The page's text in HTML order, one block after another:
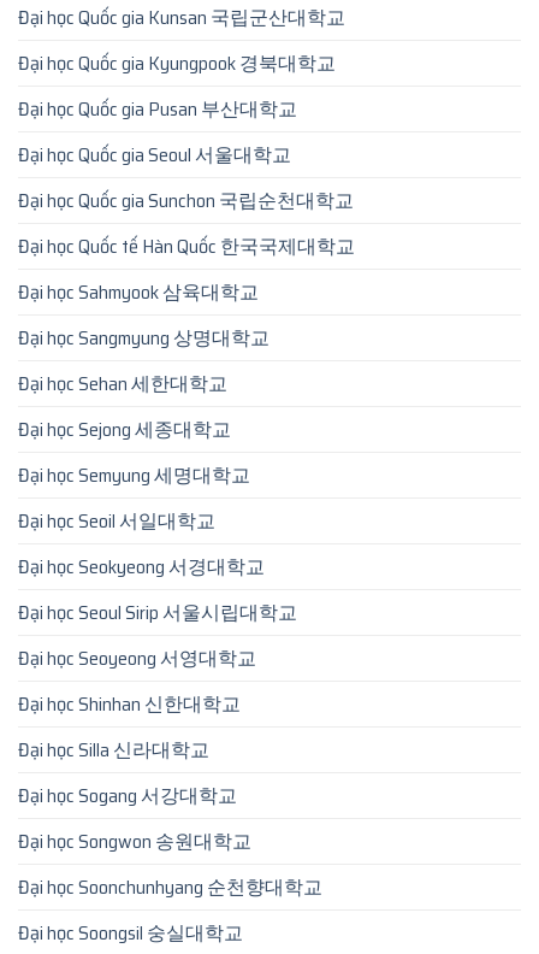
Đại học Quốc gia Kunsan 국립군산대학교
Đại học Quốc gia Kyungpook 경북대학교
Đại học Quốc gia Pusan 부산대학교
Đại học Quốc gia Seoul 서울대학교
Đại học Quốc gia Sunchon 국립순천대학교
Đại học Quốc tế Hàn Quốc 한국국제대학교
Đại học Sahmyook 삼육대학교
Đại học Sangmyung 상명대학교
Đại học Sehan 세한대학교
Đại học Sejong 세종대학교
Đại học Semyung 세명대학교
Đại học Seoil 서일대학교
Đại học Seokyeong 서경대학교
Đại học Seoul Sirip 서울시립대학교
Đại học Seoyeong 서영대학교
Đại học Shinhan 신한대학교
Đại học Silla 신라대학교
Đại học Sogang 서강대학교
Đại học Songwon 송원대학교
Đại học Soonchunhyang 순천향대학교
Đại học Soongsil 숭실대학교